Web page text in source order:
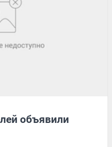
объявили